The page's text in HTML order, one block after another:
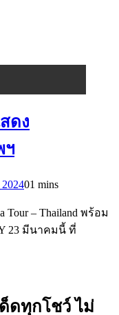
ดง
ฯ
01 mins
– Thailand พร้อม
23 มีนาคมนี้ ที่
ด็ดทุกโชว์ ไม่